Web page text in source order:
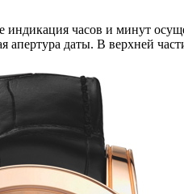
часов и минут
апертура даты. В верхней